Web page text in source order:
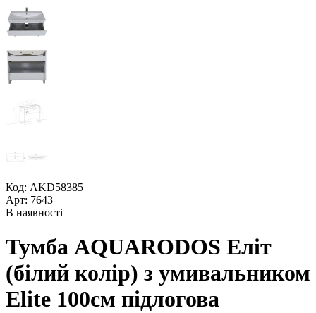
Код: AKD58385
Арт: 7643
В наявності
Тумба AQUARODOS Еліт
(білий колір) з умивальником
Elite 100см підлогова